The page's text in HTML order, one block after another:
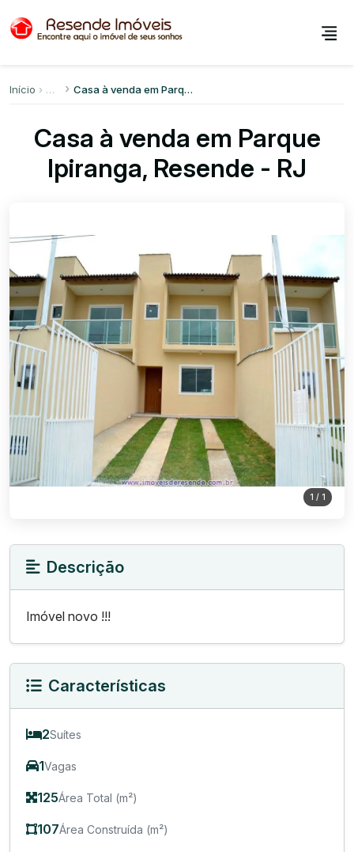
Início Casa à venda em Parque Ipiranga
Casa à venda em Parque
Ipiranga, Resende - RJ
1 / 1
Descrição
Imóvel novo !!!
Características
2Suítes
1Vagas
125Área Total (m²)
107Área Construída (m²)